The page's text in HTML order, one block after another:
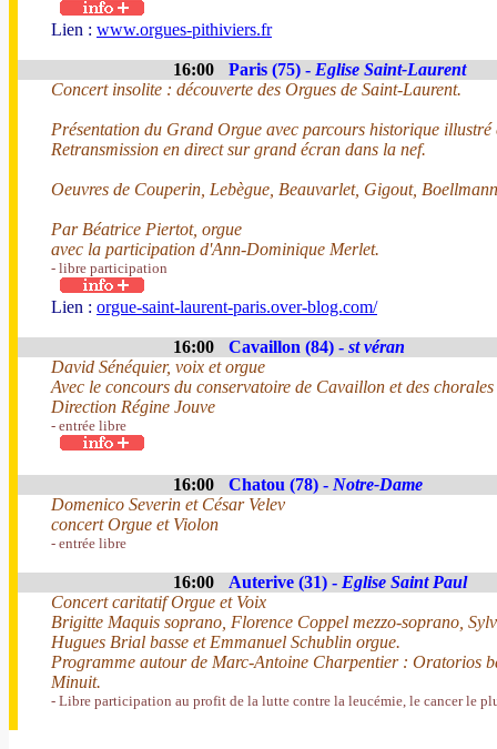
Lien : www.orgues-pithiviers.fr
16:00 Paris (75) - Eglise Saint-Laurent
Concert insolite : découverte des Orgues de Saint-Laurent.
Présentation du Grand Orgue avec parcours historique
Retransmission en direct sur grand écran dans la nef.
Oeuvres de Couperin, Lebègue, Beauvarlet, Gigout,
Par Béatrice Piertot, orgue
avec la participation d'Ann-Dominique Merlet.
- libre participation
Lien : orgue-saint-laurent-paris.over-blog.com/
16:00 Cavaillon (84) - st véran
David Sénéquier, voix et orgue
Avec le concours du conservatoire de Cavaillon et des
Direction Régine Jouve
- entrée libre
16:00 Chatou (78) - Notre-Dame
Domenico Severin et César Velev
concert Orgue et Violon
- entrée libre
16:00 Auterive (31) - Eglise Saint Paul
Concert caritatif Orgue et Voix
Brigitte Maquis soprano, Florence Coppel mezzo-soprano,
Hugues Brial basse et Emmanuel Schublin orgue.
Programme autour de Marc-Antoine Charpentier : Oratorios
Minuit.
- Libre participation au profit de la lutte contre la leucémie, le cancer le